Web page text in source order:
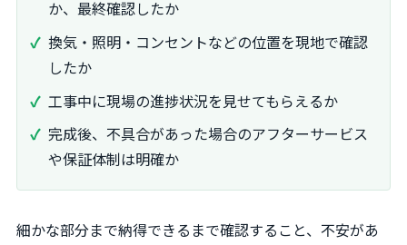
か、最終確認したか
換気・照明・コンセントなどの位置を現地で確認
したか
工事中に現場の進捗状況を見せてもらえるか
完成後、不具合があった場合のアフターサービス
や保証体制は明確か
細かな部分まで納得できるまで確認すること、不安があ